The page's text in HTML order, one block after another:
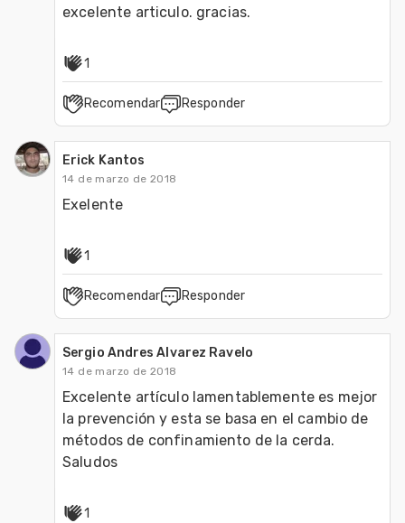
excelente articulo. gracias.
1
Recomendar Responder
Erick Kantos
14 de marzo de 2018
Exelente
1
Recomendar Responder
Sergio Andres Alvarez Ravelo
14 de marzo de 2018
Excelente artículo lamentablemente es mejor
la prevención y esta se basa en el cambio de
métodos de confinamiento de la cerda.
Saludos
1